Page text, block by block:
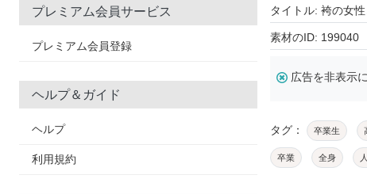
プレミアム会員サービス
プレミアム会員登録
ヘルプ＆ガイド
ヘルプ
利用規約
タイトル: 袴の女
素材のID: 199040
広告を非表示
タグ： 卒業生
卒業 全身